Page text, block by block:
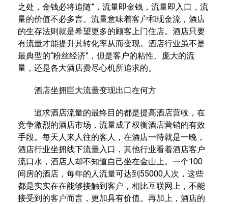
之处，金钱必将追随”，流量即金钱，流量即入口，流
量的价值不必多言。流量意味着客户和现金流，酒店
的生存法则就是希望更多的顾客上门住店。酒店只要
有流量才能提升其转化率从而变现。酒店行业虽不是
最典型的“粉丝经济”，但是客户的粘性、庞大的流
量，还是各大酒店费尽心机所追求的。
酒店坐拥巨大流量变现出口在何方
追求酒店流量的最终目的都是提高酒店营收，在
竞争激烈的酒店市场，流量成了权衡酒店营销的有效
手段。每天人来人往的客人，在酒店一待就是一晚，
酒店行业坐拥线下流量入口，其他行业看着酒店客户
流口水，酒店人却不知道自己坐在金山上。一个100
间房的酒店，每年的人流量可达到55000人次，这些
都是实实在在能够接触到客户，相比互联网上，不能
接受到的客户而言，更加具有价值。再加上，酒店的